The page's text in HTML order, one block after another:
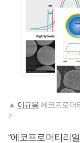
▲ 이규봉 에코프로머
>
“에코프로머티리